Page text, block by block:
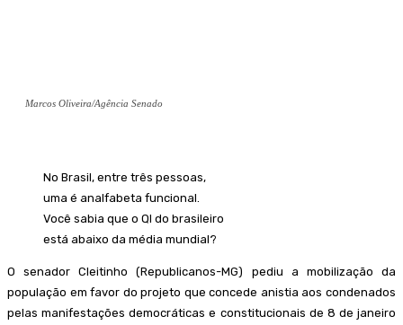
Marcos Oliveira/Agência Senado
No Brasil, entre três pessoas,
uma é analfabeta funcional.
Você sabia que o QI do brasileiro
está abaixo da média mundial?
O senador Cleitinho (Republicanos-MG) pediu a mobilização da
população em favor do projeto que concede anistia aos condenados
pelas manifestações democráticas e constitucionais de 8 de janeiro